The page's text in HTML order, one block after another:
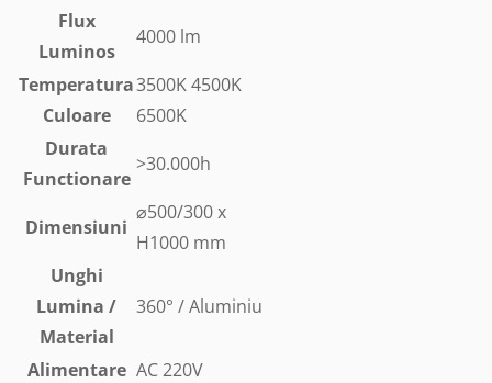
Flux
Luminos
4000 lm
Temperatura
Culoare
3500K 4500K
6500K
Durata
Functionare
>30.000h
Dimensiuni
⌀500/300 x
H1000 mm
Unghi
Lumina /
Material
360° / Aluminiu
Alimentare AC 220V